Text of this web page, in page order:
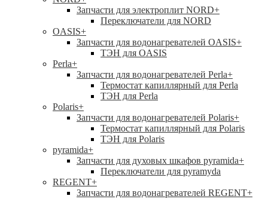
Запчасти для электроплит NORD+
Переключатели для NORD
OASIS+
Запчасти для водонагревателей OASIS+
ТЭН для OASIS
Perla+
Запчасти для водонагревателей Perla+
Термостат капиллярный для Perla
ТЭН для Perla
Polaris+
Запчасти для водонагревателей Polaris+
Термостат капиллярный для Polaris
ТЭН для Polaris
pyramida+
Запчасти для духовых шкафов pyramida+
Переключатели для pyramyda
REGENT+
Запчасти для водонагревателей REGENT+